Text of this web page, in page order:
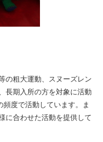
の粗大運動、スヌーズレン
長期入所の方を対象に活動
度で活動しています。ま
に合わせた活動を提供して